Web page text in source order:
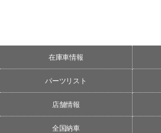
在庫車情報
パーツリスト
店舗情報
全国納車